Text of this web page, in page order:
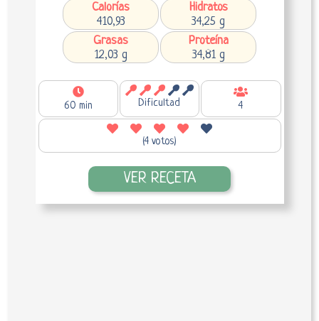
Calorías
410,93
Hidratos
34,25 g
Grasas
12,03 g
Proteína
34,81 g
60 min Dificultad 4
(4 votos)
VER RECETA